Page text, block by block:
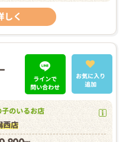
しく
ラインで
問い合わせ
お気に入り
追加
子のいるお店
西店